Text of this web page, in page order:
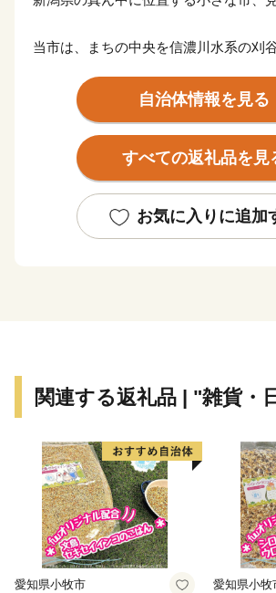
当市は、まちの中央を信濃川水系の刈
って、毎年美味しい新潟米が収穫され
産業面では古くから繊維の町として栄
有数のニットの産地として、世界的な
や百貨店に並ぶニットなどを生産して
ために、料亭・割烹の文化が発展して
の幸も容易にそろう見附市ならではの
す。見附市のまちづくりを、ふるさと
ご支援のお礼の品として、コシヒカリ
亭の味の詰め合わせなどを用意しまし
を感じていただければ幸いです。
自治体情報を見る
すべての返礼品を見
お気に入りに追加
関連する返礼品 | "雑貨・
愛知県小牧市 愛知県小牧